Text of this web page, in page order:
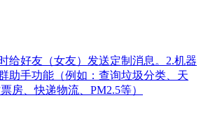
给好友（女友）发送定制消息。2.机器
助手功能（例如：查询垃圾分类、天
房、快递物流、PM2.5等）